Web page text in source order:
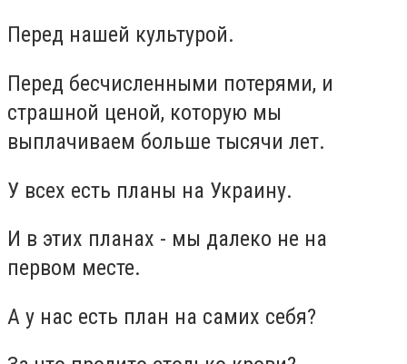
Перед нашей культурой.
Перед бесчисленными потерями, и
страшной ценой, которую мы
выплачиваем больше тысячи лет.
У всех есть планы на Украину.
И в этих планах - мы далеко не на
первом месте.
А у нас есть план на самих себя?